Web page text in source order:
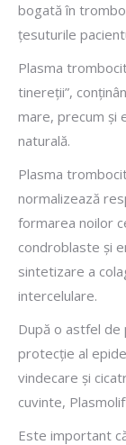
bogată în
ţesuturile
Plasma
tinereţii”,
mare, precum şi
naturală.
Plasma
normalizează
formarea noilor
condroblaste şi
sintetizare a
intercelulare.
După o astfel de
protecţie al
vindecare şi
cuvinte,
Este important